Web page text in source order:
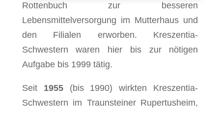
Rottenbuch zur besseren
Lebensmittelversorgung im Mutterhaus und
den Filialen erworben. Kreszentia-
Schwestern waren hier bis zur nötigen
Aufgabe bis 1999 tätig.
Seit 1955(bis 1990) wirkten Kreszentia-
Schwestern im Traunsteiner Rupertusheim,